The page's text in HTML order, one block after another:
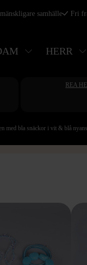
samhälle Fri
HERR
REA
med bla snäckor i vit & blå